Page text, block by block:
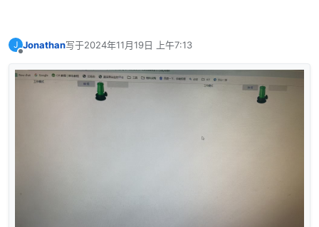
J Jonathan写于2024年11月19日 上午7:13
最后由 编辑